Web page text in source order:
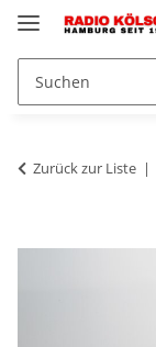
Zurück zur Liste